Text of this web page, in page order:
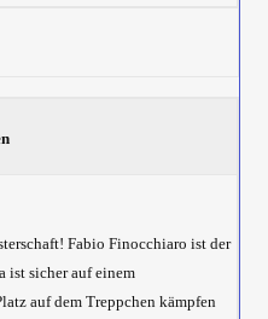
Fabio Finocchiaro ist der
ist sicher auf einem
auf dem Treppchen kämpfen